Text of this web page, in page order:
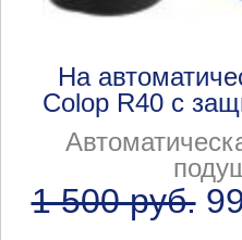
На
Colop R40 с
1 500 руб.